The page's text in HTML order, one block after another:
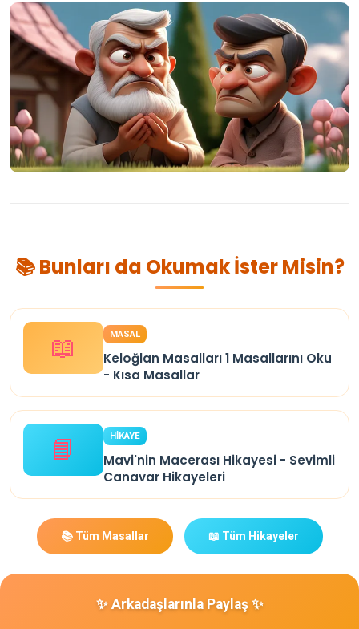
📚 Bunları da Okumak İster Misin?
📖 MASAL
Keloğlan Masalları 1 Masallarını Oku
- Kısa Masallar
📘 HİKAYE
Mavi'nin Macerası Hikayesi - Sevimli
Canavar Hikayeleri
📚 Tüm Masallar 📖 Tüm Hikayeler
✨ Arkadaşlarınla Paylaş ✨